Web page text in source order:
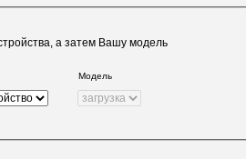
а затем Вашу модель
Модель